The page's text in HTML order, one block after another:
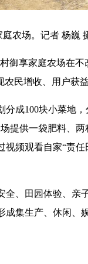
庭农场。记者 杨巍
享家庭农场在不
民增收、用户获
100块小菜地，
提供一袋肥料、
频观看自家“责
、田园体验、亲
集生产、休闲、